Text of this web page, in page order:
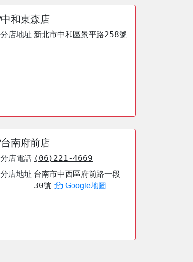
中和東森店
分店地址 新北市中和區景平路258號
台南府前店
分店電話 (06)221-4669
分店地址 台南市中西區府前路一段
30號
Google地圖